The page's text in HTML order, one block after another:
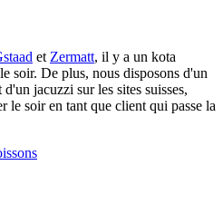
et Zermatt, il y a un kota
soir. De plus, nous disposons d'un
d'un jacuzzi sur les sites suisses,
le soir en tant que client qui passe la